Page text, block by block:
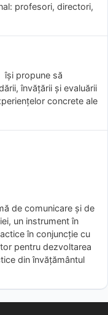
profesori, directori,
îşi propune să
învăţării şi evaluării
concrete ale
de comunicare și de
un instrument în
în conjuncție cu
pentru dezvoltarea
din învățământul